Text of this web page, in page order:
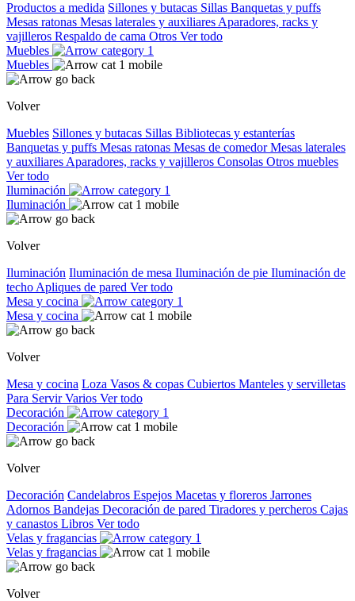
Productos a medida Sillones y butacas Sillas Banquetas y puffs
Mesas ratonas Mesas laterales y auxiliares Aparadores, racks y
vajilleros Respaldo de cama Otros Ver todo
Muebles
Muebles
Volver
Muebles Sillones y butacas Sillas Bibliotecas y estanterías
Banquetas y puffs Mesas ratonas Mesas de comedorMesas laterales
y auxiliares Aparadores, racks y vajilleros Consolas Otros muebles
Ver todo
Iluminación
Iluminación
Volver
Iluminación Iluminación de mesa Iluminación de pie Iluminación de
techo Apliques de pared Ver todo
Mesa y cocina
Mesa y cocina
Volver
Mesa y cocina Loza Vasos & copas Cubiertos Manteles y servilletas
Para ServirVarios Ver todo
Decoración
Decoración
Volver
Decoración Candelabros Espejos Macetas y floreros Jarrones
Adornos Bandejas Decoración de pared Tiradores y percheros Cajas
y canastos Libros Ver todo
Velas y fragancias
Velas y fragancias
Volver